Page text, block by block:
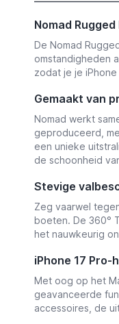
Nomad
De Nomad
omstandigheden
zodat je je
Gemaakt van
Nomad werkt
geproduceerd,
een unieke
de schoonheid
Stevige
Zeg vaarwel
boeten. De 360°
het nauwkeurig
iPhone 17
Met oog op het
geavanceerde
accessoires, de